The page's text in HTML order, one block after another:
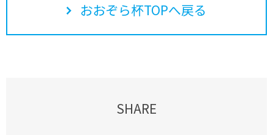
おおぞら杯TOPへ戻る
SHARE